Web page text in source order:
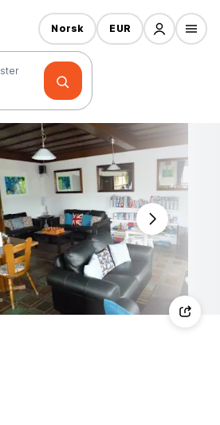
Norsk EUR